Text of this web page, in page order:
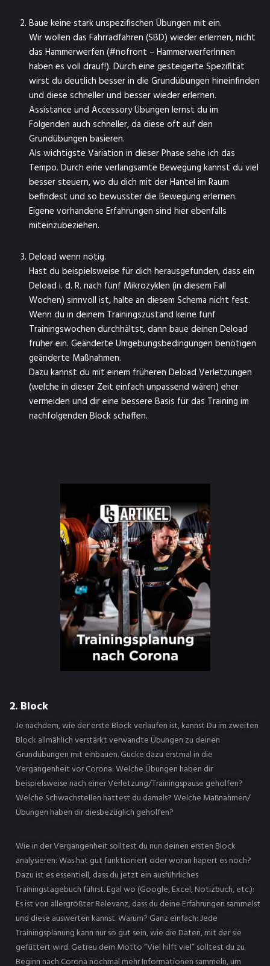
Baue keine stark unspezifischen Übungen mit ein.
Wir wollen das Fahrradfahren (SBD) wieder erlernen, nicht
das Hammerwerfen (#nofront – HammerwerferInnen
haben es voll drauf!). Durch eine gesteigerte Spezifität
wirst du deutlich besser in die Grundübungen hineinfinden
und diese schneller und besser wieder erlernen.
Assistance und Accessory Übungen lernst du im
Folgenden auch schneller, da diese oft auf den
Grundübungen basieren.
Als wichtigste Variation in dieser Phase sehe ich das
Tempo. Durch eine verlangsamte Bewegung kannst du viel
besser steuern, wo du dich mit der Hantel im Raum
befindest und so bewusster die Bewegung erlernen.
Eigene vorhandene Erfahrungen sind hier ebenfalls
miteinzubeziehen.
Deload wenn nötig.
Hast du beispielsweise für dich herausgefunden, dass ein
Deload i. d. R. nach fünf Mikrozyklen (in diesem Fall
Wochen) sinnvoll ist, halte an diesem Schema nicht fest.
Wenn du in deinem Trainingszustand keine fünf
Trainingswochen durchhältst, dann baue deinen Deload
früher ein. Geänderte Umgebungsbedingungen benötigen
geänderte Maßnahmen.
Dazu kannst du mit einem früheren Deload Verletzungen
(welche in dieser Zeit einfach unpassend wären) eher
vermeiden und dir eine bessere Basis für das Training im
nachfolgenden Block schaffen.
2. Block
Je nachdem, wie der erste Block verlaufen ist, kannst Du im zweiten
Block allmählich verstärkt verwandte Übungen zu deinen
Grundübungen mit einbauen. Gucke dazu erstmal in die
Vergangenheit vor Corona: Welche Übungen haben dir
beispielsweise nach einer Verletzung/Trainingspause geholfen?
Welche Schwachstellen hattest du damals? Welche Maßnahmen/
Übungen haben dir diesbezüglich geholfen?
Wie in der Vergangenheit solltest du nun deinen ersten Block
analysieren: Was hat gut funktioniert oder woran hapert es noch?
Dazu ist es essentiell, dass du jetzt ein ausführliches
Trainingstagebuch führst. Egal wo (Google, Excel, Notizbuch, etc.):
Es ist von allergrößter Relevanz, dass du deine Erfahrungen sammelst
und diese auswerten kannst. Warum? Ganz einfach: Jede
Trainingsplanung kann nur so gut sein, wie die Daten, mit der sie
gefüttert wird. Getreu dem Motto “Viel hilft viel” solltest du zu
Beginn nach Corona nochmal mehr Informationen sammeln, um